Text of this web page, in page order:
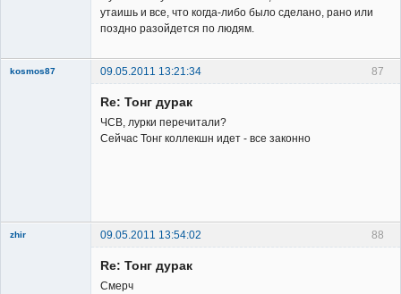
утаишь и все, что когда-либо было сделано, рано или
поздно разойдется по людям.
87
kosmos87 09.05.2011 13:21:34
Re: Тонг дурак
ЧСВ, лурки перечитали?
Сейчас Тонг коллекшн идет - все законно
88
zhir
09.05.2011 13:54:02
Re: Тонг дурак
Смерч